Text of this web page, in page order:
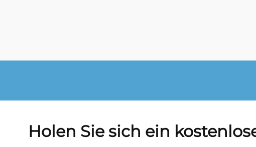
Holen Sie sich ein